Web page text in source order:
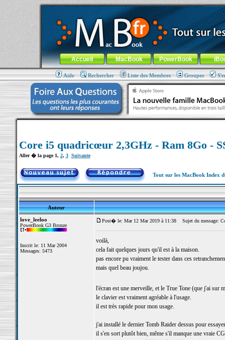
MacBook-fr.com : 100% Apple... 100% nomade !
Aller au contenu-Aller au menu général-Aller au menu de
Menu général
Accueil MacBook PowerBook
Aide Rechercher Liste des Membres Groupes
Core i5 quadricœur 2,3GHz - Ram 8Go -
Aller � la page 1, 2, 3 Suivante
Tout sur les MacBook Index
Auteur
love_leeloo
PowerBook G3 Bronze
Inscrit le: 11 Mar 2004
Messages: 5473
Post� le: Mar 12 Mar 2019 à 11:38 Sujet du message:
voilà,
cela fait quelques jours qu'il est à la maison.
pas encore pu vraiment le tester dans ces
mais quel beau joujou.
l'écran est une merveille, et le True Tone (que j'ai sur
le clavier est vraiment agréable à l'usage.
il est très rapide pour mon usage.
j'ai installé le dernier Tomb Raider dessus pour
il s'en sort plutôt bien, même s'il manque une vraie